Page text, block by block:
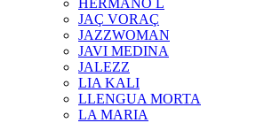
HERMANO L
JAÇ VORAÇ
JAZZWOMAN
JAVI MEDINA
JALEZZ
LIA KALI
LLENGUA MORTA
LA MARIA